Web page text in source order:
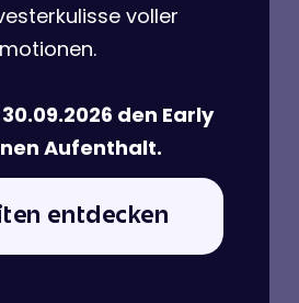
voller
den Early
Aufenthalt.
entdecken